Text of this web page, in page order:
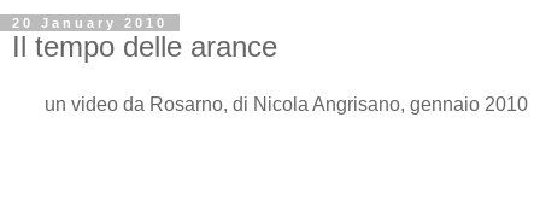
20 January 2010
Il tempo delle arance
un video da Rosarno, di Nicola Angrisano, gennaio 2010